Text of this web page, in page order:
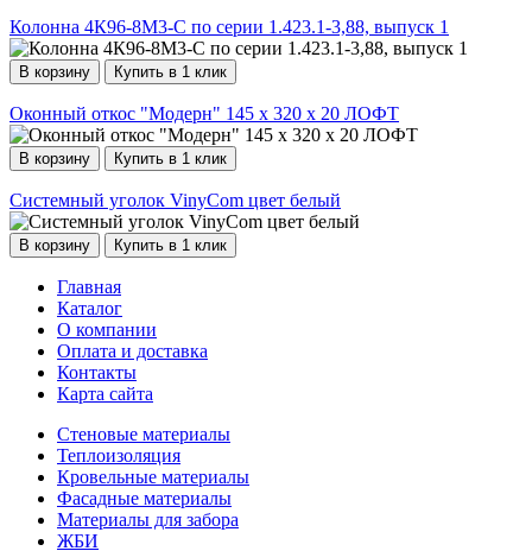
Колонна 4К96-8М3-С по серии 1.423.1-3,88, выпуск 1
В корзину Купить в 1 клик
Оконный откос "Модерн" 145 х 320 х 20 ЛОФТ
В корзину Купить в 1 клик
Системный уголок VinyCom цвет белый
В корзину Купить в 1 клик
Главная
Каталог
О компании
Оплата и доставка
Контакты
Карта сайта
Стеновые материалы
Теплоизоляция
Кровельные материалы
Фасадные материалы
Материалы для забора
ЖБИ